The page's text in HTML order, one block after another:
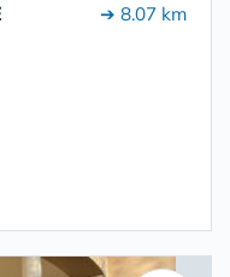
➔ 8.07 km